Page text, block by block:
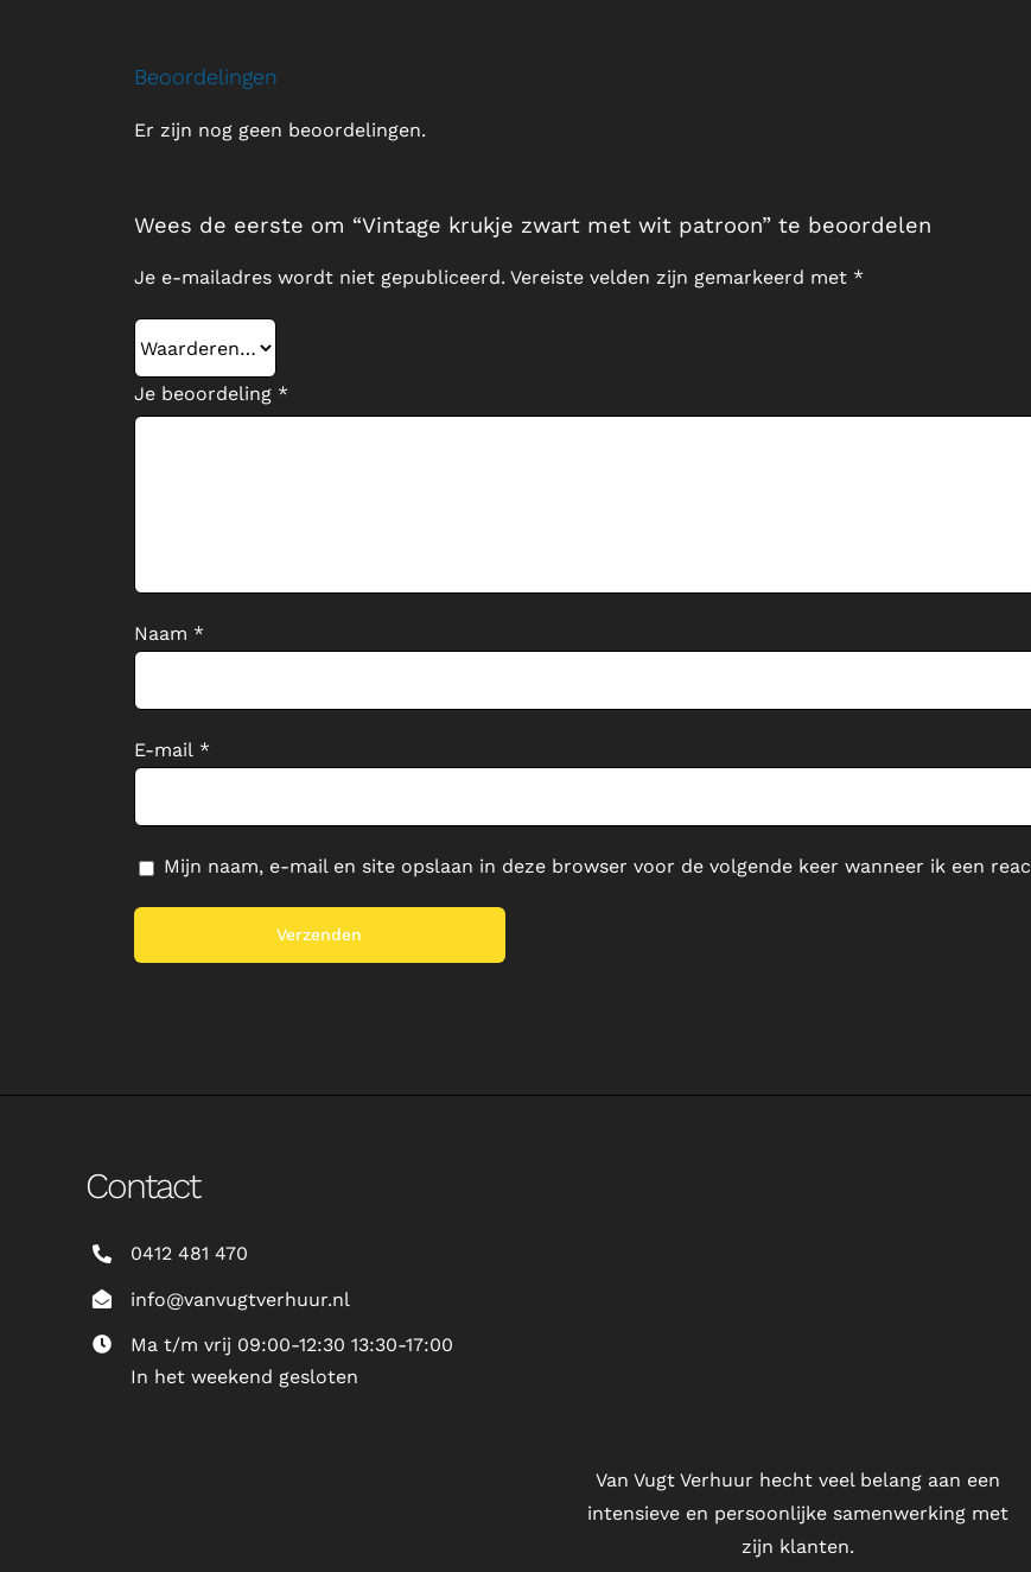
Beoordelingen
Er zijn nog geen beoordelingen.
Wees de eerste om “Vintage krukje zwart met wit patroon” te beoordelen
Je e-mailadres wordt niet gepubliceerd. Vereiste velden zijn gemarkeerd met *
Je beoordeling *
Naam *
E-mail *
Mijn naam, e-mail en site opslaan in deze browser voor de volgende keer wanneer ik een
Contact
0412 481 470
info@vanvugtverhuur.nl
Ma t/m vrij 09:00-12:30 13:30-17:00
In het weekend gesloten
Van Vugt Verhuur hecht veel belang aan een
intensieve en persoonlijke samenwerking met
zijn klanten.